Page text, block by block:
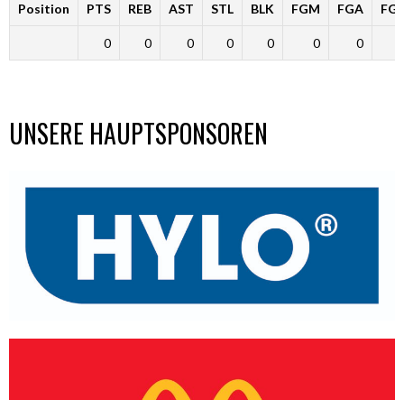
Position PTS REB AST STL BLK FGM FGA
0 0 0 0 0 0 0
UNSERE HAUPTSPONSOREN